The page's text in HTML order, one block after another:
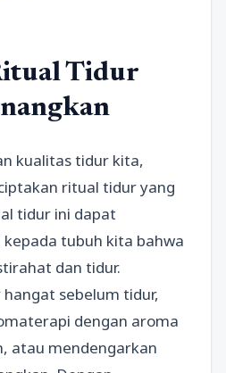
Tidur
kualitas tidur kita,
ritual tidur yang
tidur ini dapat
tubuh kita bahwa
dan tidur.
sebelum tidur,
dengan aroma
atau mendengarkan